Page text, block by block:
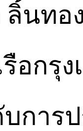
นทอ
อกรุ
การ